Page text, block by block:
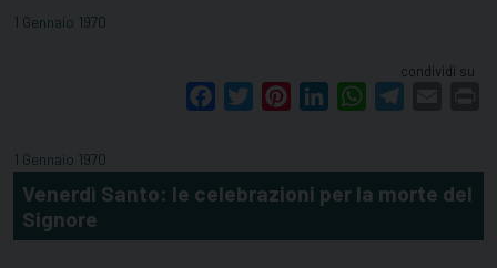
1 Gennaio 1970
condividi su
FacebookTwitterPinterestLinkedInWhatsApp
1 Gennaio 1970
Venerdì Santo: le celebrazioni per la morte del
Signore